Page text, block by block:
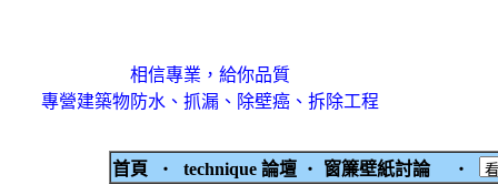
相信專業，給你品質
專營建築物防水、抓漏、除壁癌、拆除工程
首頁 ‧ technique 論壇 ‧ 窗簾壁紙討論 ‧